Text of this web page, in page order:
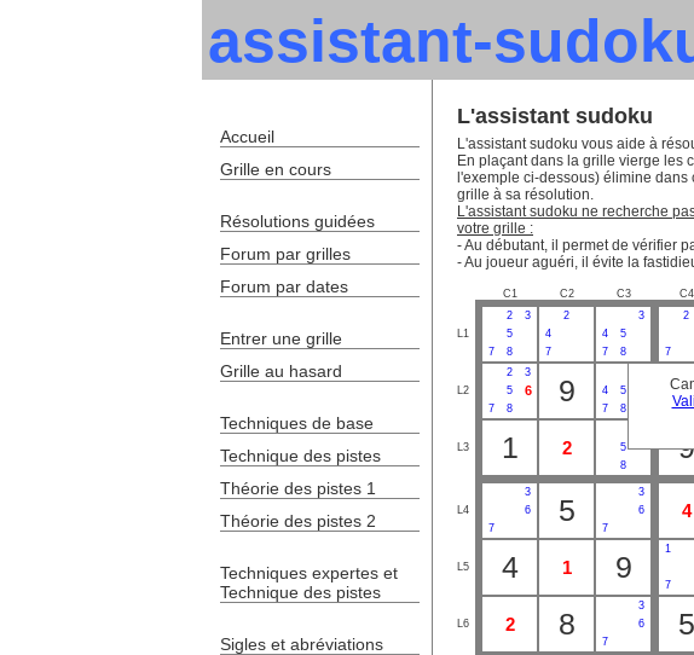
assistant-
L'assistant sudoku
L'assistant sudoku vous aide à
En plaçant dans la grille vierge les
l'exemple ci-dessous) élimine
grille à sa résolution.
L'assistant sudoku ne recherche
votre grille :
- Au débutant, il permet de vérifier
- Au joueur aguéri, il évite la
C1 C2 C3 C4
L1
2
3
5
7
8
2
4
7
3
4
5
7
8
2
7
L2
2
3
5
6
7 8
9
4
5
7 8
L3 1 2
5
8
9
L4
3
6
7
5
3
6
7
4
L5 4 1 9
1
7
L6 2 8
3
6
7
5
Accueil
Grille en cours
Résolutions guidées
Forum par grilles
Forum par dates
Entrer une grille
Grille au hasard
Techniques de base
Technique des pistes
Théorie des pistes 1
Théorie des pistes 2
Techniques expertes et
Technique des pistes
Sigles et abréviations